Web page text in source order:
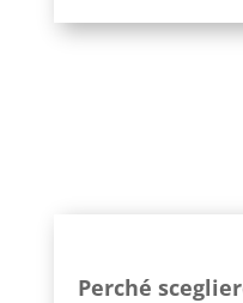
Perché